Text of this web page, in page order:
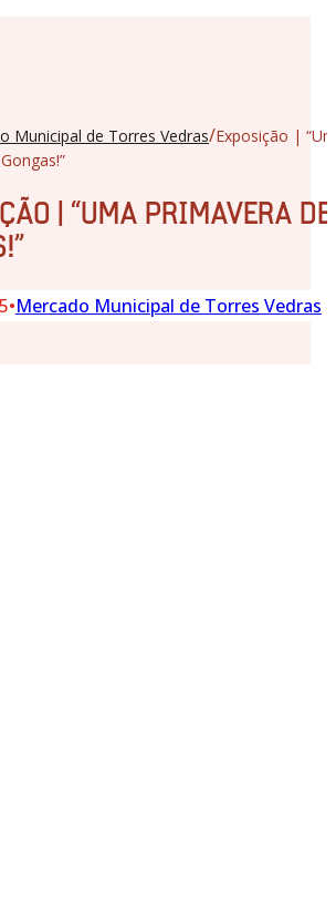
Municipal de Torres Vedras/Exposição |
| “UMA PRIMAVERA DE
•Mercado Municipal de Torres Vedras